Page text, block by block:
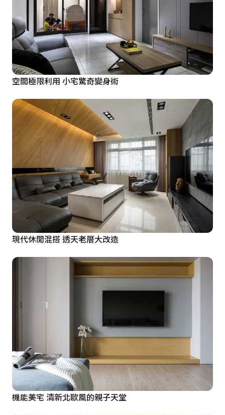
空間極限利用 小宅驚奇變身術
現代休閒混搭 透天老厝大改造
機能美宅 清新北歐風的親子天堂